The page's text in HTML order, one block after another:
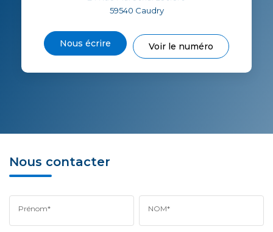
59540 Caudry
Nous écrire Voir le numéro
Nous contacter
Prénom* NOM*